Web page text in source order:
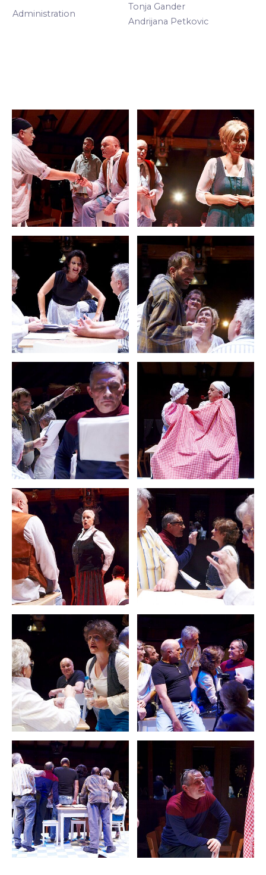
Administration
Tonja Gander
Andrijana Petkovic